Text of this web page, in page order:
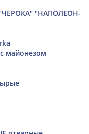
"ЧЕРОКА" "НАПОЛЕОН-
майонезом